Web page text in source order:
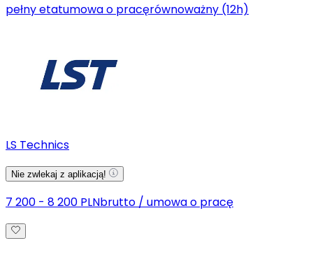
pełny etatumowa o pracęrównoważny (12h)
LS Technics
Nie zwlekaj z aplikacją!
7 200 - 8 200 PLNbrutto / umowa o pracę